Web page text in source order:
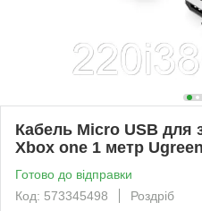
Кабель Micro USB для
Xbox one 1 метр
Готово до відправки
Код: 573345498
Роздріб